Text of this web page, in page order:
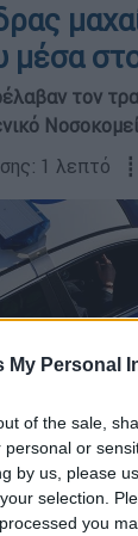
My Personal
of the sale,
personal or
by us, please
selection.
you
τον
1 λεπτό ┋